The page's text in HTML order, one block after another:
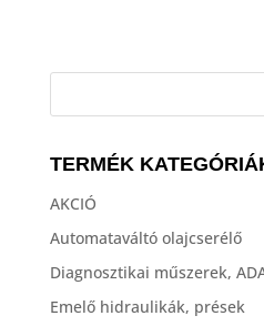
TERMÉK
AKCIÓ
Automataváltó olajcserélő
Diagnosztikai műszerek,
Emelő hidraulikák, prések